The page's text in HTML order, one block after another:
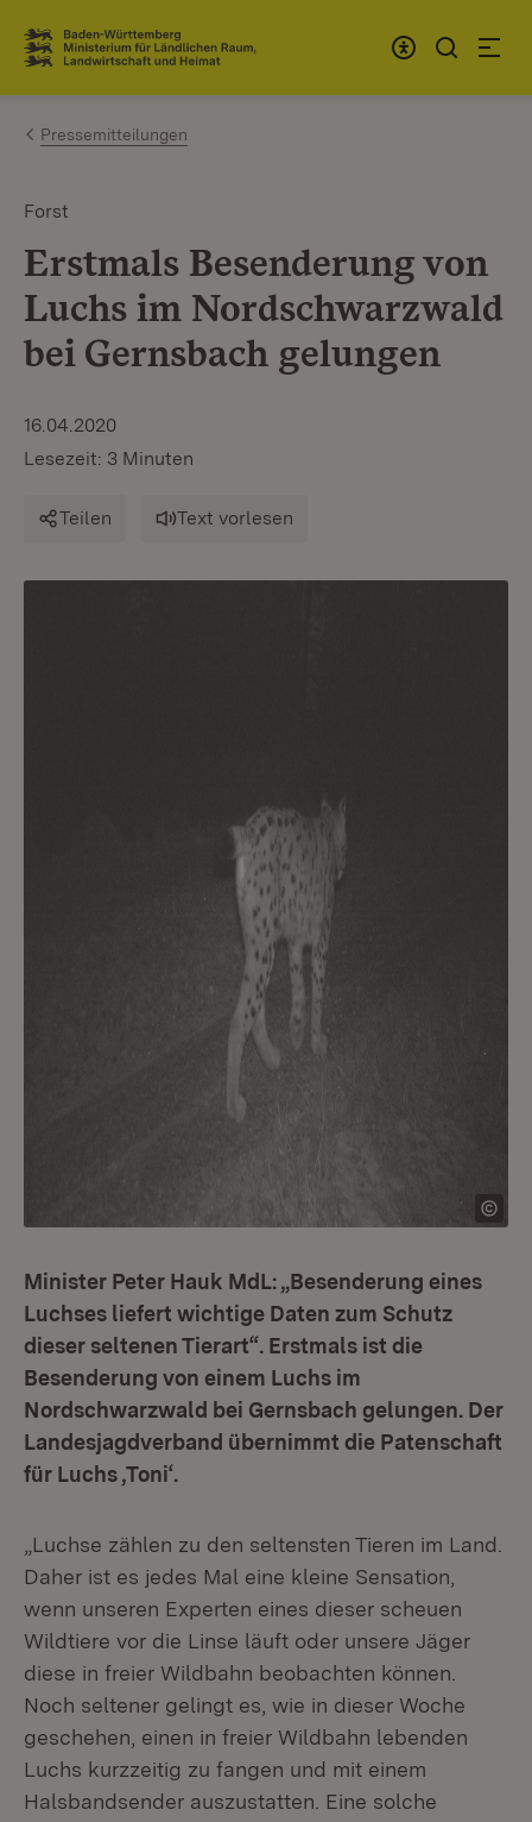
Zum Inhalt springen
Link zur Startseite
Pressemitteilungen
Forst
Erstmals Besenderung von
Luchs im Nordschwarzwald
bei Gernsbach gelungen
16.04.2020
Lesezeit: 3 Minuten
Teilen Text vorlesen
Minister Peter Hauk MdL: „Besenderung eines
Luchses liefert wichtige Daten zum Schutz
dieser seltenen Tierart“. Erstmals ist die
Besenderung von einem Luchs im
Nordschwarzwald bei Gernsbach gelungen. Der
Landesjagdverband übernimmt die Patenschaft
für Luchs ‚Toni‘.
„Luchse zählen zu den seltensten Tieren im Land.
Daher ist es jedes Mal eine kleine Sensation,
wenn unseren Experten eines dieser scheuen
Wildtiere vor die Linse läuft oder unsere Jäger
diese in freier Wildbahn beobachten können.
Noch seltener gelingt es, wie in dieser Woche
geschehen, einen in freier Wildbahn lebenden
Luchs kurzzeitig zu fangen und mit einem
Halsbandsender auszustatten. Eine solche